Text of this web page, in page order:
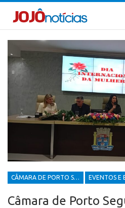
CÂMARA DE PORTO SEGURO
Câmara de Porto